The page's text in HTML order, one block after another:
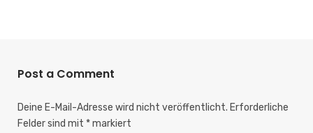
Post a Comment
Deine E-Mail-Adresse wird nicht veröffentlicht. Erforderliche
Felder sind mit *markiert